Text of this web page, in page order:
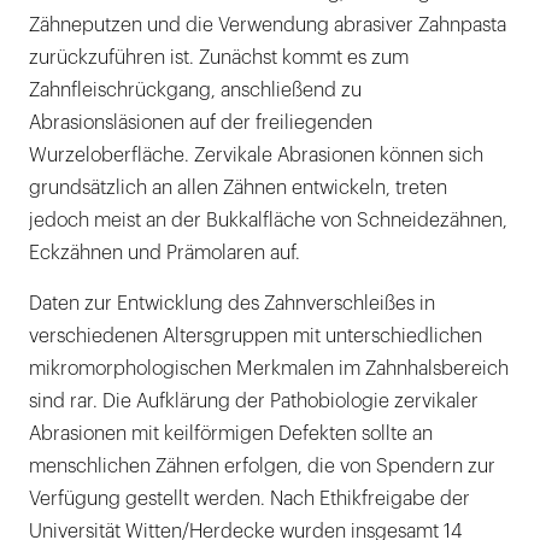
Zähneputzen und die Verwendung abrasiver Zahnpasta
zurückzuführen ist. Zunächst kommt es zum
Zahnfleischrückgang, anschließend zu
Abrasionsläsionen auf der freiliegenden
Wurzeloberfläche. Zervikale Abrasionen können sich
grundsätzlich an allen Zähnen entwickeln, treten
jedoch meist an der Bukkalfläche von Schneidezähnen,
Eckzähnen und Prämolaren auf.
Daten zur Entwicklung des Zahnverschleißes in
verschiedenen Altersgruppen mit unterschiedlichen
mikromorphologischen Merkmalen im Zahnhalsbereich
sind rar. Die Aufklärung der Pathobiologie zervikaler
Abrasionen mit keilförmigen Defekten sollte an
menschlichen Zähnen erfolgen, die von Spendern zur
Verfügung gestellt werden. Nach Ethikfreigabe der
Universität Witten/Herdecke wurden insgesamt 14